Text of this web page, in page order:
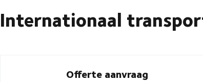
Internationaal
Offerte aanvraag